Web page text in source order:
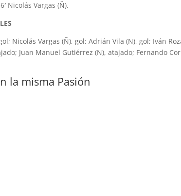
Nicolás Vargas (Ñ).
Nicolás Vargas (Ñ), gol; Adrián Vila (N), gol; Iván
Juan Manuel Gutiérrez (N), atajado; Fernando
la misma Pasión